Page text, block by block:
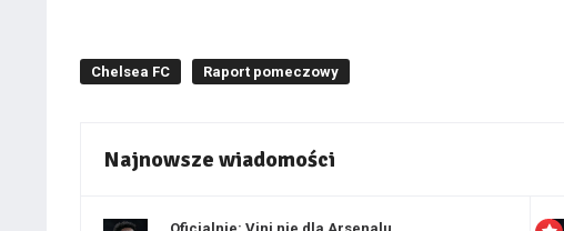
Chelsea FC Raport pomeczowy
Najnowsze wiadomości